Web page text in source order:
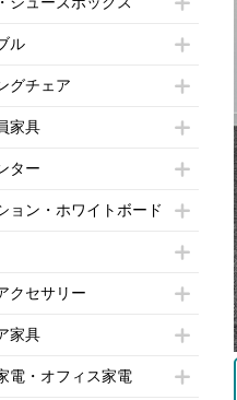
ビネット
ビネット
キャビネット
ク（スチールラック）
の他
庫
庫
カー
カー
カー
カー
カー
ッカー
ー錠ロッカー
錠ロッカー
ロッカー
ロッカー・下駄箱
その他
ル
ングテーブル
ングテーブル
グテーブル
テーブル
ブル
ブルW1200～
ブルW1800～
み会議テーブル
ブル
グチェア
ー付きミーティングチェア
ングミーティングチェア
付きミーティングチェア
みミーティングチェア
ングチェアその他
家具
ト
ア
家具その他
ター
ター
ンター
ウンター
ョン・ホワイトボード
ョン
プパーテーション
ョンその他
ワイトボード
ボードその他
ビジネスフォン）
ダー
ン
クセサリー
台車
演台・演説台
ル
家具
チェア
グチェア
電・オフィス家電